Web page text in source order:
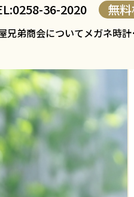
36-2020 無
兄弟商会についてメガネ時